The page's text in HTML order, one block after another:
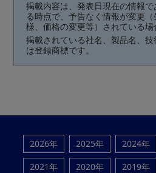
掲載内容は、発表日現在の情報
る時点で、予告なく情報が変更
様、価格の変更等）されている場
掲載されている社名、製品名、
は登録商標です。
2026年 2025年 2024年
2021年
2020年 2019年